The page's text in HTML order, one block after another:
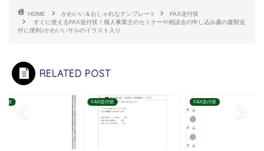
HOME かわいい＆おしゃれなテンプレート
FAX送付状
すぐに使えるFAX送付状！個人事業主のセミナーや相談会の申し込み書の書類送
付に便利♪かわいいサルのイラスト入り
RELATED POST
付状 FAX送付状 FAX送付状